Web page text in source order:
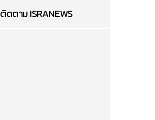
ติดตาม ISRANEWS